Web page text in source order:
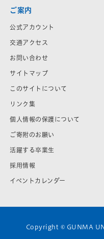
ご案内
公式アカウント
交通アクセス
お問い合わせ
サイトマップ
このサイトについて
リンク集
個人情報の保護について
ご寄附のお願い
活躍する卒業生
採用情報
イベントカレンダー
Copyright © GUNMA